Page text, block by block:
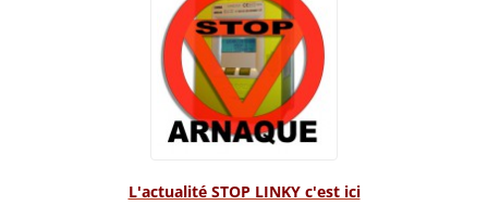
L'actualité STOP LINKY c'est ici